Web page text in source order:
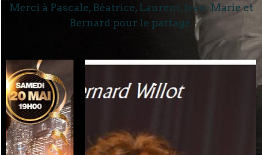
Merci à Pascale, Béatrice, Laurent, Jean-Marie et
Bernard pour le partage